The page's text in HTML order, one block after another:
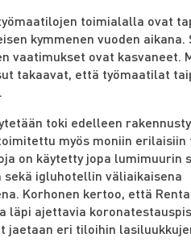
toimialalla ovat
kymmenen vuoden aikana.
vaatimukset ovat kasvaneet.
takaavat, että työmaatilat
toki edelleen
myös moniin erilaisiin
on käytetty jopa lumimuurin
igluhotellin väliaikaisena
Korhonen kertoo, että
läpi ajettavia
jaetaan eri tiloihin